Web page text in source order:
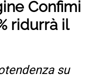
Confimi
ridurrà il
su